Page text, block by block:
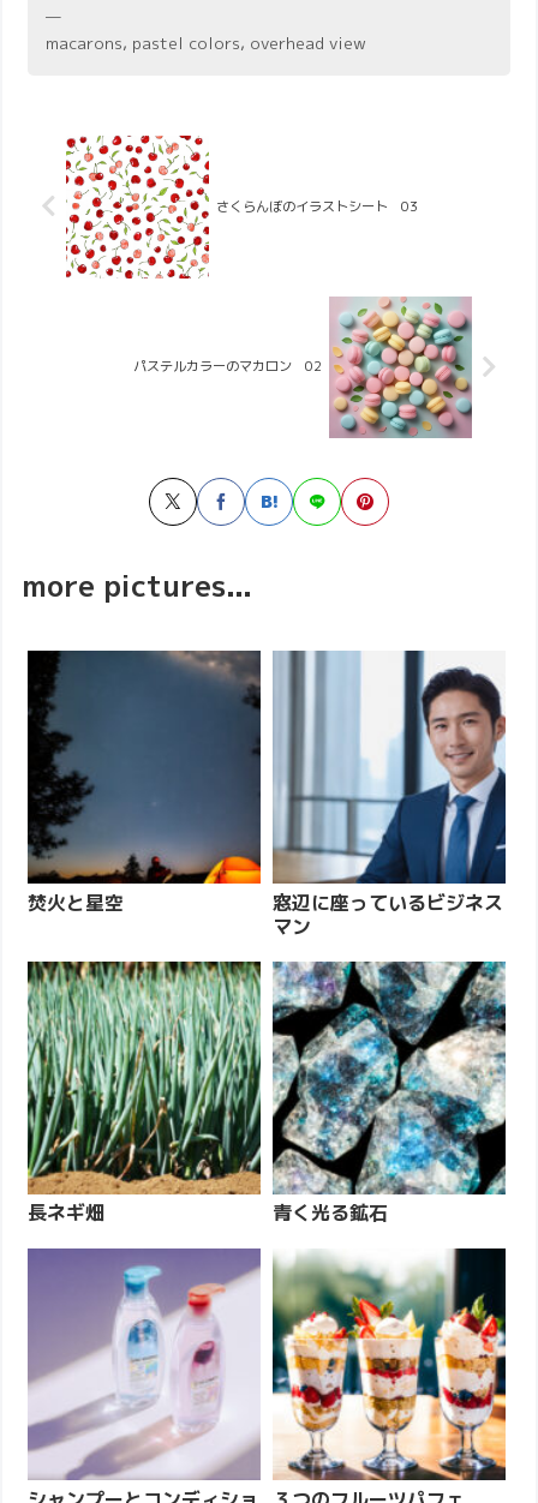
—
macarons, pastel colors, overhead view
さくらんぼのイラストシート 03
パステルカラーのマカロン 02
more pictures...
焚火と星空
窓辺に座っているビジネス
マン
長ネギ畑 青く光る鉱石